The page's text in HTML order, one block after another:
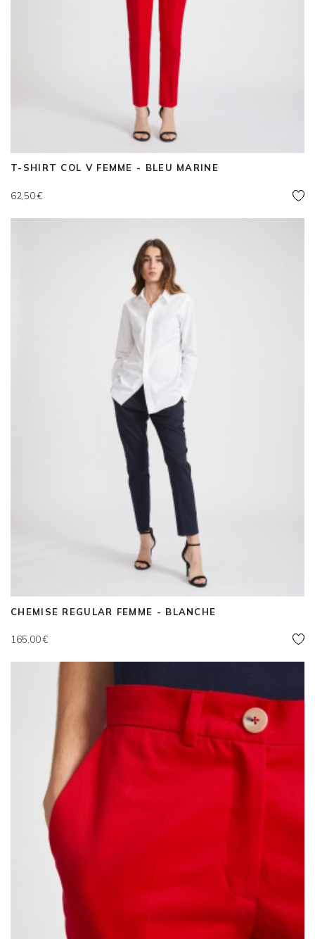
T-SHIRT COL V FEMME - BLEU MARINE
Prix
62,50 €
CHEMISE REGULAR FEMME - BLANCHE
Prix
165,00 €